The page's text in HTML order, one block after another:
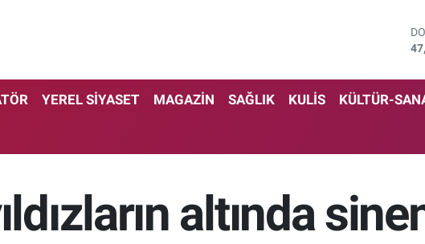
YEREL SİYASET MAGAZİN SAĞLIK KULİS KÜLTÜR-
altında